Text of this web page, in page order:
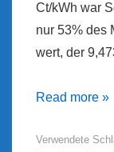
Ct/kWh war
nur 53% des
wert, der
Marktwert
–
Read more »
Verwendete